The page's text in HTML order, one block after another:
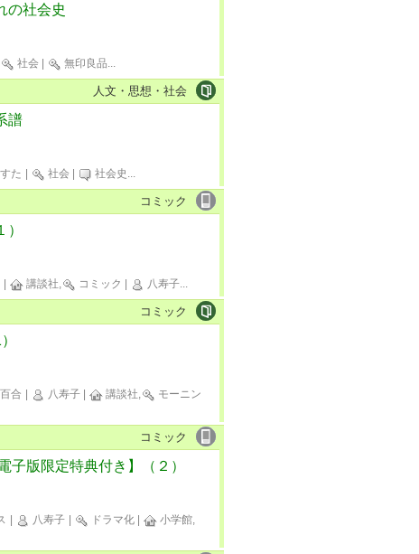
の社会史
社会 無印良品...
人文・思想・社会
譜
た 社会 社会史 ...
コミック
講談社, コミック 八寿子...
コミック
百合 八寿子 講談社,
モーニン
コミック
子版限定特典付き】（２）
八寿子 ドラマ化
小学館,